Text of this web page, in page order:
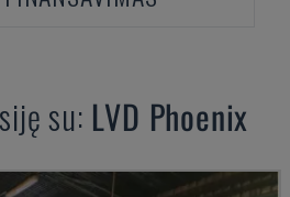
su: LVD Phoenix